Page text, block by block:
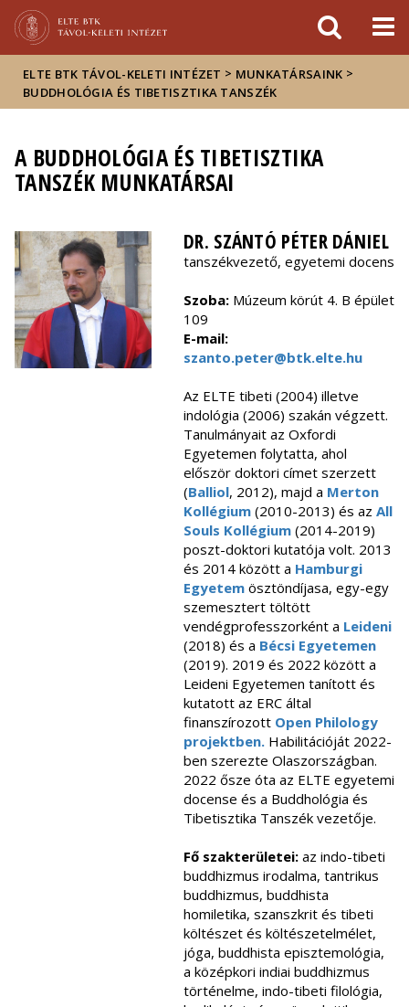
sajtóban
ELTE BTK TÁVOL-KELETI INTÉZET > MUNKATÁRSAINK >
BUDDHOLÓGIA ÉS TIBETISZTIKA TANSZÉK
A BUDDHOLÓGIA ÉS TIBETISZTIKA
TANSZÉK MUNKATÁRSAI
DR. SZÁNTÓ PÉTER DÁNIEL
tanszékvezető, egyetemi docens
Szoba: Múzeum körút 4. B épület
109
E-mail:
szanto.peter@btk.elte.hu
Az ELTE tibeti (2004) illetve
indológia (2006) szakán végzett.
Tanulmányait az Oxfordi
Egyetemen folytatta, ahol
először doktori címet szerzett
(Balliol, 2012), majd a Merton
Kollégium (2010-2013) és az All
Souls Kollégium (2014-2019)
poszt-doktori kutatója volt. 2013
és 2014 között a Hamburgi
Egyetem ösztöndíjasa, egy-egy
szemesztert töltött
vendégprofesszorként a Leideni
(2018) és a Bécsi Egyetemen
(2019). 2019 és 2022 között a
Leideni Egyetemen tanított és
kutatott az ERC által
finanszírozott Open Philology
projektben. Habilitációját 2022-
ben szerezte Olaszországban.
2022 ősze óta az ELTE egyetemi
docense és a Buddhológia és
Tibetisztika Tanszék vezetője.
Fő szakterületei: az indo-tibeti
buddhizmus irodalma, tantrikus
buddhizmus, buddhista
homiletika, szanszkrit és tibeti
költészet és költészetelmélet,
jóga, buddhista episztemológia,
a középkori indiai buddhizmus
történelme, indo-tibeti filológia,